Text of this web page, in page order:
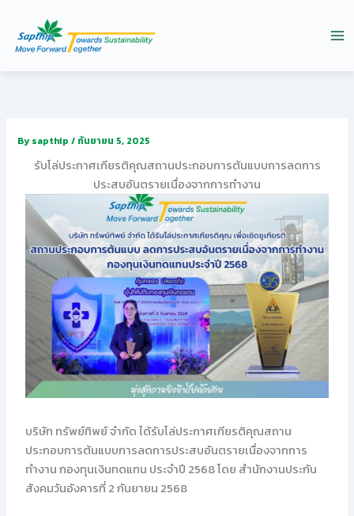
content
Bysapthip/ กันยายน 5, 2025
รับโล่ประกาศเกียรติคุณสถานประกอบการต้นแบบการลดการ
ประสบอันตรายเนื่องจากการทำงาน
บริษัท ทรัพย์ทิพย์ จำกัด ได้รับโล่ประกาศเกียรติคุณสถาน
ประกอบการต้นแบบการลดการประสบอันตรายเนื่องจากการ
ทำงาน กองทุนเงินทดแทน ประจำปี 2568 โดย สำนักงานประกัน
สังคมวันอังคารที่ 2 กันยายน 2568